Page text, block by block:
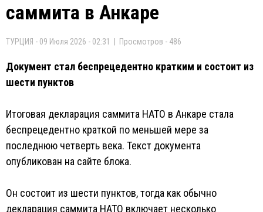
саммита в Анкаре
ТУРЦИЯ - 09 Июля 2026 - 02:31 | Просмотров - 486
Документ стал беспрецедентно кратким и состоит из
шести пунктов
Итоговая декларация саммита НАТО в Анкаре стала
беспрецедентно краткой по меньшей мере за
последнюю четверть века. Текст документа
опубликован на сайте блока.
Он состоит из шести пунктов, тогда как обычно
декларация саммита НАТО включает несколько